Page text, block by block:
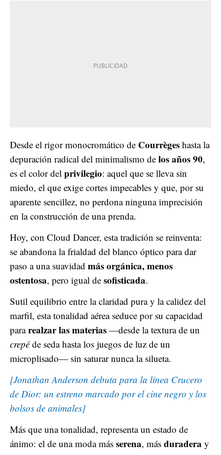
Desde el rigor monocromático de Courrèges hasta la
depuración radical del minimalismo de los años 90,
es el color del privilegio: aquel que se lleva sin
miedo, el que exige cortes impecables y que, por su
aparente sencillez, no perdona ninguna imprecisión
en la construcción de una prenda.
Hoy, con Cloud Dancer, esta tradición se reinventa:
se abandona la frialdad del blanco óptico para dar
paso a una suavidad más orgánica, menos
ostentosa, pero igual de sofisticada.
Sutil equilibrio entre la claridad pura y la calidez del
marfil, esta tonalidad aérea seduce por su capacidad
pararealzar las materias —desde la textura de un
crepéde seda hasta los juegos de luz de un
microplisado— sin saturar nunca la silueta.
[Jonathan Anderson debuta para la línea Crucero
de Dior: un estreno marcado por el cine negro y los
bolsos de animales]
Más que una tonalidad, representa un estado de
ánimo: el de una moda más serena, más duradera y